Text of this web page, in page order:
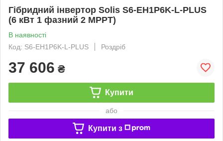
Гібридний інвертор Solis S6-EH1P6K-L-PLUS
(6 кВт 1 фазний 2 MPPT)
В наявності
Код: S6-EH1P6K-L-PLUS
Роздріб
37 606 ₴
Купити
або
Купити з